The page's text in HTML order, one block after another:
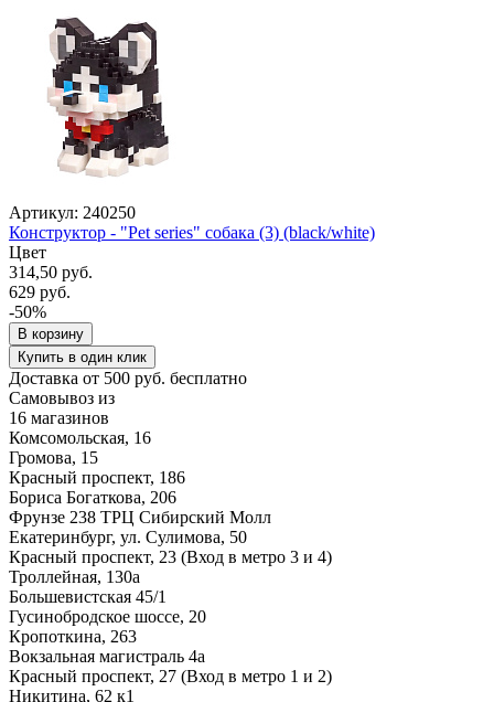
Артикул: 240250
Конструктор - "Pet series" собака (3) (black/white)
Цвет
314,50 руб.
629 руб.
-50%
В корзину
Купить в один клик
Доставка от 500 руб. бесплатно
Самовывоз из
16 магазинов
Комсомольская, 16
Громова, 15
Красный проспект, 186
Бориса Богаткова, 206
Фрунзе 238 ТРЦ Сибирский Молл
Екатеринбург, ул. Сулимова, 50
Красный проспект, 23 (Вход в метро 3 и 4)
Троллейная, 130а
Большевистская 45/1
Гусинобродское шоссе, 20
Кропоткина, 263
Вокзальная магистраль 4а
Красный проспект, 27 (Вход в метро 1 и 2)
Никитина, 62 к1